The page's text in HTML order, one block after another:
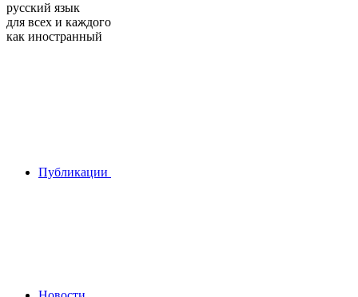
русский язык
для всех и каждого
как иностранный
Публикации